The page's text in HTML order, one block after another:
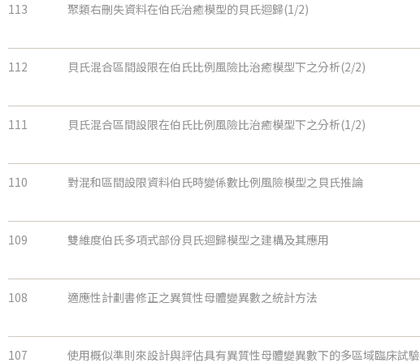
113 聚類右刪失資料在伯氏治癒模型的貝氏迴歸(1/2)
112 貝氏混合區間設限在伯氏比例風險比治癒模型下之分析(2/2)
111 貝氏混合區間設限在伯氏比例風險比治癒模型下之分析(1/2)
110 對混和區間設限資料伯氏時變係數比例風險模型之貝氏推論
109 雙維度伯氏多項式部份貝氏迴歸模型之建構及其應用
108 適應性計劃書修正之異質性母體變異數之統計方法
107 使用概似準則來設計與評估具有異質性母體變異數下的多區域臨床試驗